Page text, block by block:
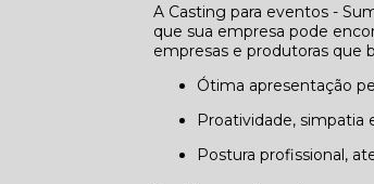
A Casting para eventos -
que sua empresa pode
empresas e produtoras que
Ótima apresentação
Proatividade, simpatia
Postura profissional,